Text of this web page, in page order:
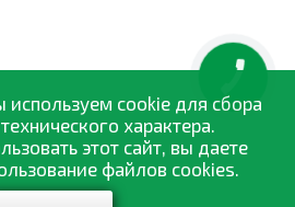
cookie для сбора
характера.
этот сайт, вы даете
файлов cookies.